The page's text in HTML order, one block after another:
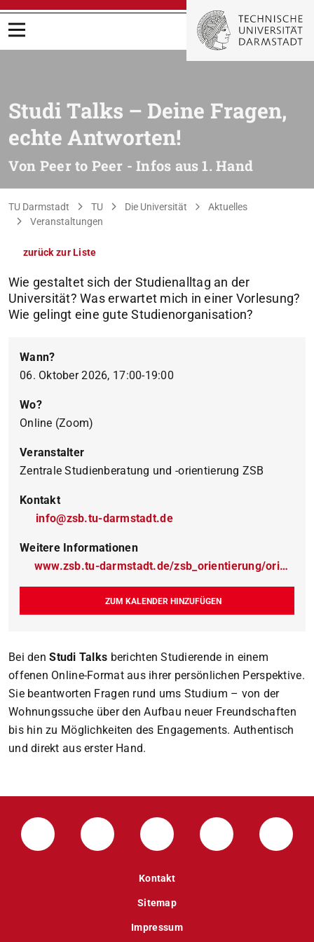
Menü öffnen
Studi Talks – Deine Fragen,
echte Antworten!
Von Peer to Peer - Infos aus 1. Hand
Sie befinden sich hier:
TU Darmstadt TU Die Universität
Aktuelles
Veranstaltungen
zurück zur Liste
Wie gestaltet sich der Studienalltag an der
Universität? Was erwartet mich in einer Vorlesung?
Wie gelingt eine gute Studienorganisation?
Wann?
06. Oktober 2026, 17:00-19:00
Wo?
Online (Zoom)
Veranstalter
Zentrale Studienberatung und -orientierung ZSB
Kontakt
info@zsb.tu-darmstadt.de
Weitere Informationen
www.zsb.tu-darmstadt.de/zsb_orientierung/orientierungsangebote_fuer_schuelerinnen_und_schueler/studi_talks/studi_talk.de.jsp
ZUM KALENDER HINZUFÜGEN
Bei denStudi Talks berichten Studierende in einem
offenen Online-Format aus ihrer persönlichen Perspektive.
Sie beantworten Fragen rund ums Studium – von der
Wohnungssuche über den Aufbau neuer Freundschaften
bis hin zu Möglichkeiten des Engagements. Authentisch
und direkt aus erster Hand.
LinkedIn-Seite der TU Darmstadt
Instagram-Kanal der TU
Bluesky-Kanal der TU
Facebook-
Kontakt
Sitemap
Impressum